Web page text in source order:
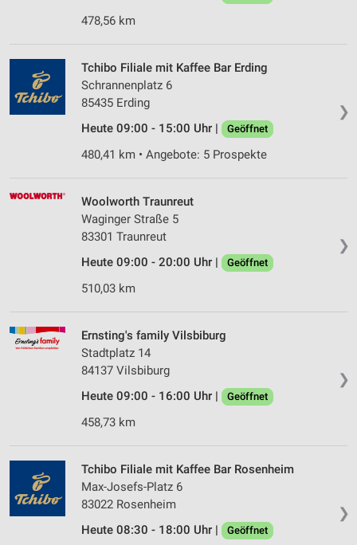
478,56 km
❯
Tchibo Filiale mit Kaffee Bar Erding
Schrannenplatz 6
85435 Erding
Heute 09:00 - 15:00 Uhr |
Geöffnet
480,41 km • Angebote: 5 Prospekte
❯
Woolworth Traunreut
Waginger Straße 5
83301 Traunreut
Heute 09:00 - 20:00 Uhr |
Geöffnet
510,03 km
❯
Ernsting's family Vilsbiburg
Stadtplatz 14
84137 Vilsbiburg
Heute 09:00 - 16:00 Uhr |
Geöffnet
458,73 km
❯
Tchibo Filiale mit Kaffee Bar Rosenheim
Max-Josefs-Platz 6
83022 Rosenheim
Heute 08:30 - 18:00 Uhr |
Geöffnet